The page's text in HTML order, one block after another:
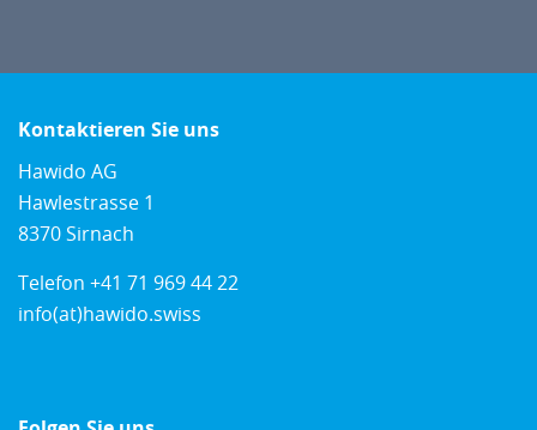
Kontaktieren Sie uns
Hawido AG
Hawlestrasse 1
8370 Sirnach
Telefon +41 71 969 44 22
info(at)hawido.swiss